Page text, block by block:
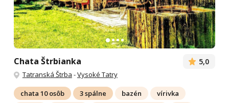
Chata Štrbianka 5,0
Tatranská Štrba -Vysoké Tatry
chata 10 osôb 3 spálne bazén
vírivka